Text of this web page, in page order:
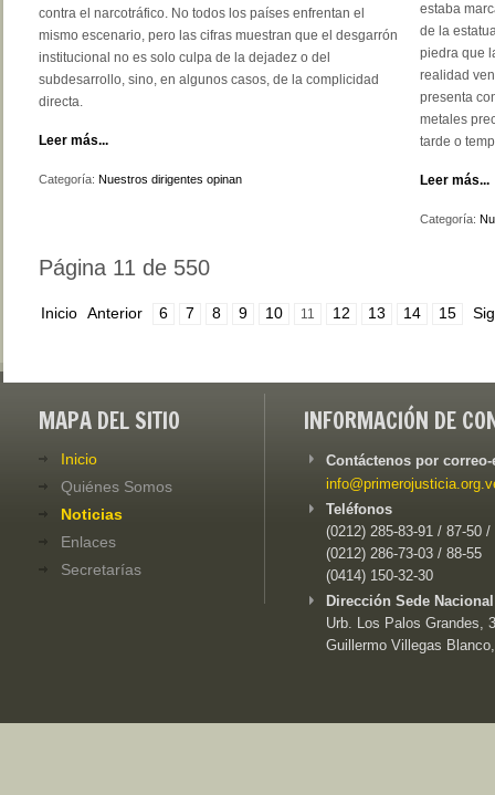
contra el narcotráfico. No todos los países enfrentan el
mismo escenario, pero las cifras muestran que el desgarrón
institucional no es solo culpa de la dejadez o del
subdesarrollo, sino, en algunos casos, de la complicidad
directa.
Leer más...
Categoría: Nuestros dirigentes opinan
estaba
de la
piedra que
realidad
presenta
metales
tarde o
Leer más...
Categoría:
Página 11 de 550
Inicio Anterior 6 7 8 9 10 11 12 13 14 15
MAPA DEL SITIO
Inicio
Quiénes Somos
Noticias
Enlaces
Secretarías
INFORMACIÓN DE
Contáctenos por
Teléfonos
(0212) 285-83-91 / 87-50 /
(0212) 286-73-03 / 88-55
(0414) 150-32-30
Dirección Sede
Urb. Los Palos Grandes,
Guillermo Villegas